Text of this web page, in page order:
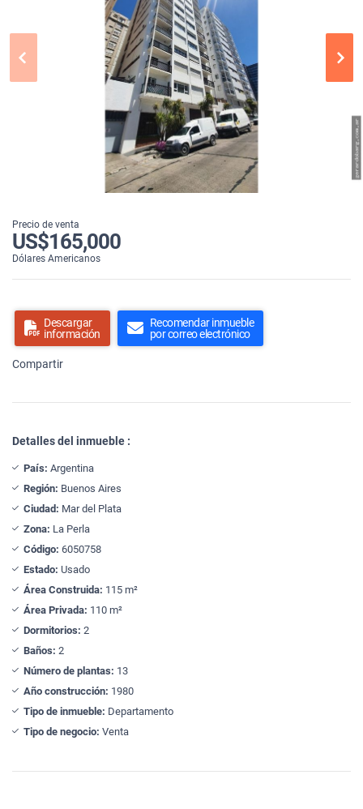
Precio de venta
US$165,000
Dólares Americanos
Descargar
información
Recomendar inmueble
por correo electrónico
Compartir
Detalles del inmueble :
País: Argentina
Región: Buenos Aires
Ciudad: Mar del Plata
Zona: La Perla
Código: 6050758
Estado: Usado
Área Construida: 115 m²
Área Privada: 110 m²
Dormitorios: 2
Baños: 2
Número de plantas: 13
Año construcción: 1980
Tipo de inmueble: Departamento
Tipo de negocio: Venta